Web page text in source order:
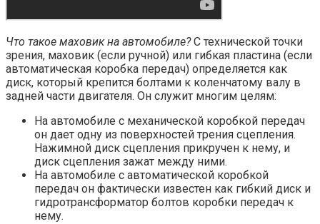
Что такое маховик на автомобиле?С технической точки
зрения, маховик (если ручной) или гибкая пластина (если
автоматическая коробка передач) определяется как
диск, который крепится болтами к коленчатому валу в
задней части двигателя. Он служит многим целям:
На автомобиле с механической коробкой передач
он дает одну из поверхностей трения сцепления.
Нажимной диск сцепления прикручен к нему, и
диск сцепления зажат между ними.
На автомобиле с автоматической коробкой
передач он фактически известен как гибкий диск и
гидротрансформатор болтов коробки передач к
нему.